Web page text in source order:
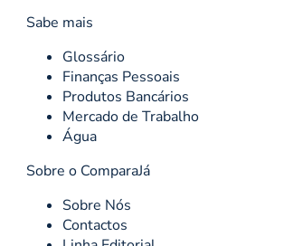
Sabe mais
Glossário
Finanças Pessoais
Produtos Bancários
Mercado de Trabalho
Água
Sobre o ComparaJá
Sobre Nós
Contactos